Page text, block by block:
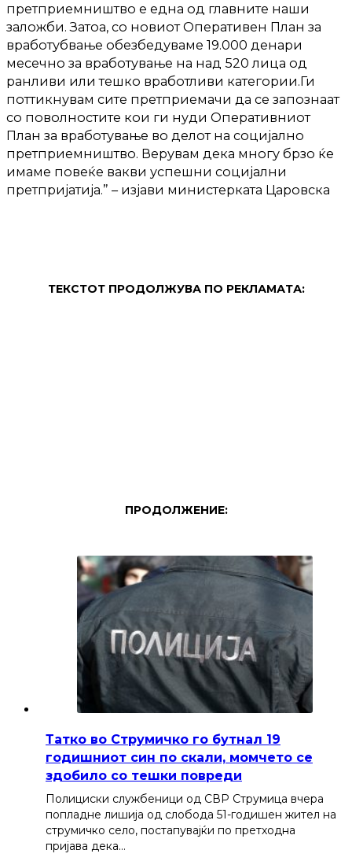
претприемништво е една од главните наши
заложби. Затоа, со новиот Оперативен План за
вработубвање обезбедуваме 19.000 денари
месечно за вработување на над 520 лица од
ранливи или тешко вработливи категории.Ги
поттикнувам сите претприемачи да се запознаат
со поволностите кои ги нуди Оперативниот
План за вработување во делот на социјално
претприемништво. Верувам дека многу брзо ќе
имаме повеќе вакви успешни социјални
претпријатија.” – изјави министерката Царовска
ТЕКСТОТ ПРОДОЛЖУВА ПО РЕКЛАМАТА:
ПРОДОЛЖЕНИЕ:
Татко во Струмичко го бутнал 19
годишниот син по скали, момчето се
здобило со тешки повреди
Полициски службеници од СВР Струмица вчера
попладне лишија од слобода 51-годишен жител на
струмичко село, постапувајќи по претходна
пријава дека…